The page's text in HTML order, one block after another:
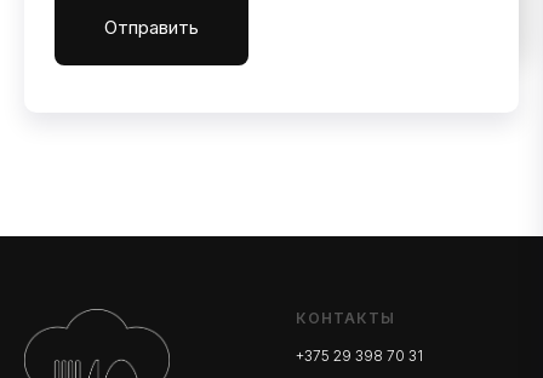
Отправить
КОНТАКТЫ
+375 29 398 70 31